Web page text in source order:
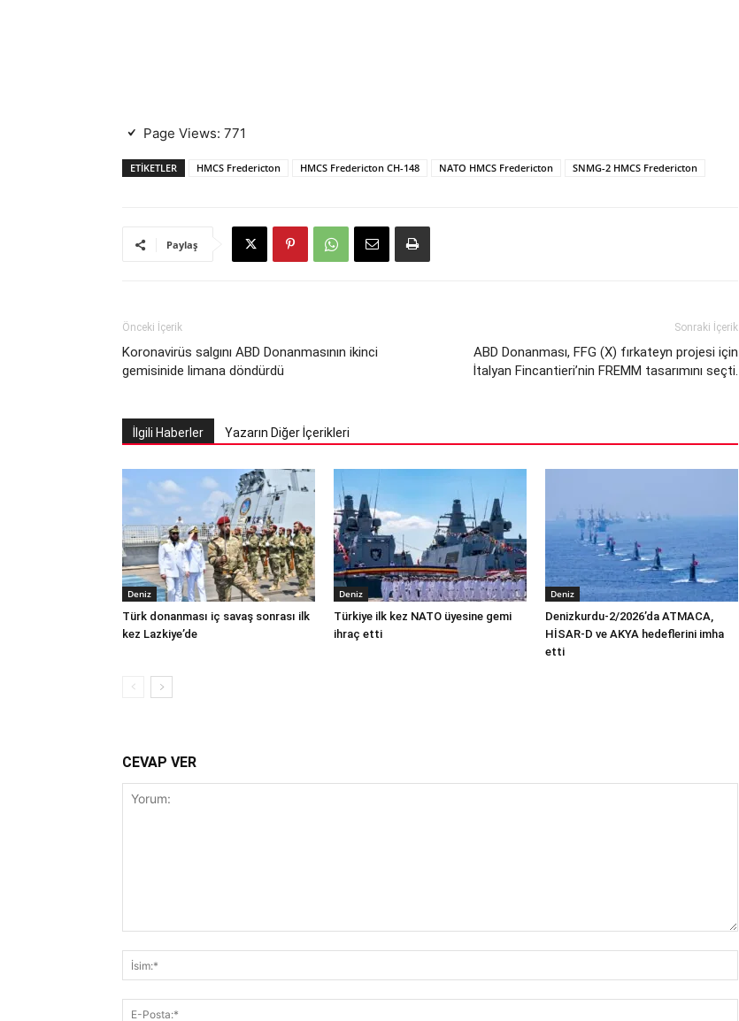
Page Views: 771
ETIKETLER HMCS Fredericton HMCS Fredericton CH-148 NATO HMCS Fredericton SNMG-2 HMCS Fredericton
Paylaş
Önceki İçerik
Koronavirüs salgını ABD Donanmasının ikinci
gemisinide limana döndürdü
Sonraki İçerik
ABD Donanması, FFG (X) fırkateyn projesi için
İtalyan Fincantieri’nin FREMM tasarımını seçti.
İlgili Haberler Yazarın Diğer İçerikleri
Deniz
Türk donanması iç savaş sonrası ilk
kez Lazkiye’de
Deniz
Türkiye ilk kez NATO üyesine gemi
ihraç etti
Deniz
Denizkurdu-2/2026’da ATMACA,
HİSAR-D ve AKYA hedeflerini imha
etti
CEVAP VER